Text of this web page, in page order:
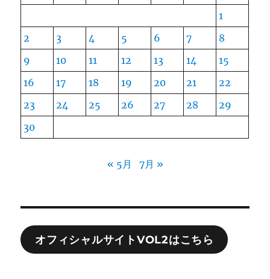
1
2
3 4 5 6 7
8
9
10 11 12 13 14
15
16
17 18 19 20 21
22
23
24 25 26 27 28
29
30
« 5月 7月 »
オフィシャルサイトVOL2はこちら